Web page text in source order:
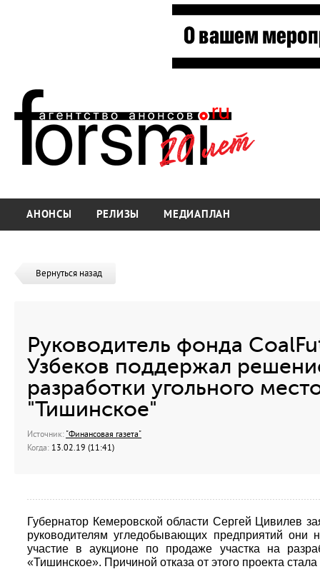
АНОНСЫ РЕЛИЗЫ МЕДИАПЛАН
Вернуться назад
Руководитель фонда
Узбеков поддержал
разработки угольного
"Тишинское"
Источник: "Финансовая газета"
Когда: 13.02.19 (11:41)
Губернатор Кемеровской области Сергей Цивилев
руководителям угледобывающих предприятий они
участие в аукционе по продаже участка на
«Тишинское». Причиной отказа от этого проекта стала